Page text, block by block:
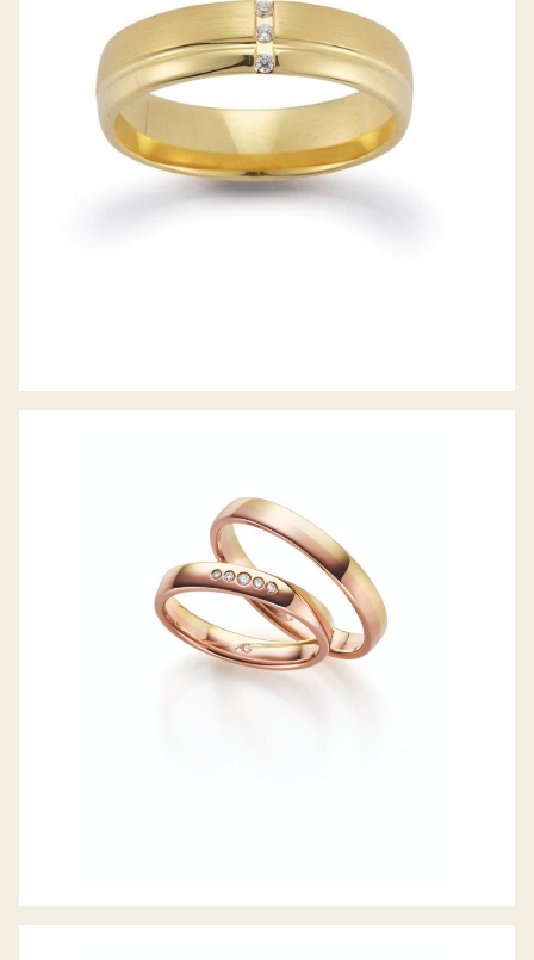
GERSTNER TRAURINGE
GERSTNER TRAURINGE